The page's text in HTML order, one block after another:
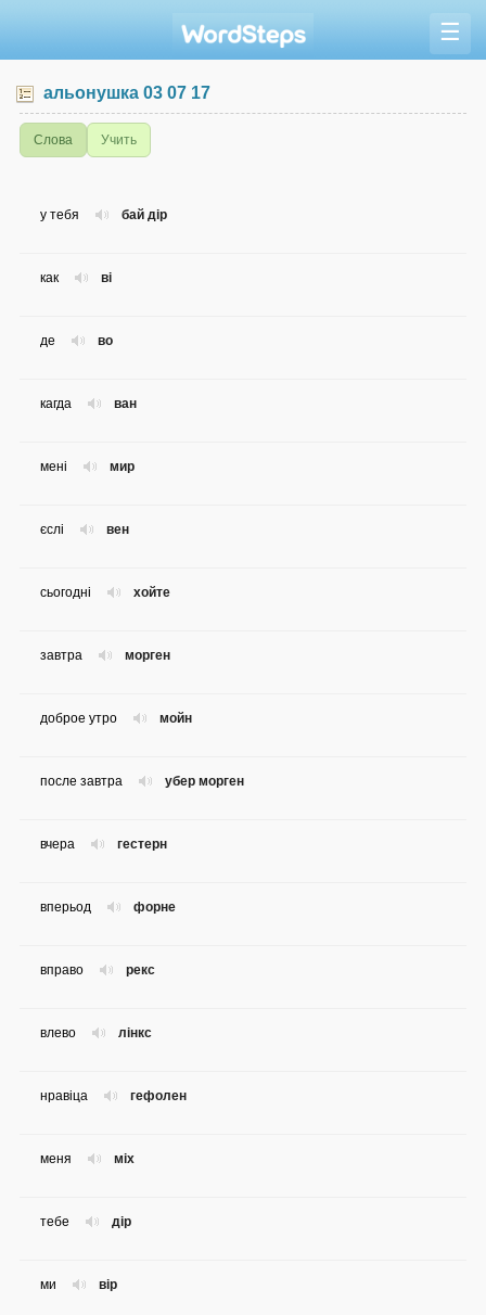
☰
альонушка 03 07 17
Слова Учить
бай дір
у тебя
ві
как
во
де
ван
кагда
мир
мені
вен
єслі
хойте
сьогодні
морген
завтра
мойн
доброе утро
убер морген
после завтра
гестерн
вчера
форне
вперьод
рекс
вправо
лінкс
влево
гефолен
нравіца
міх
меня
дір
тебе
вір
ми